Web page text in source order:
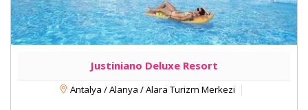
Justiniano Deluxe Resort
Antalya / Alanya / Alara Turizm Merkezi